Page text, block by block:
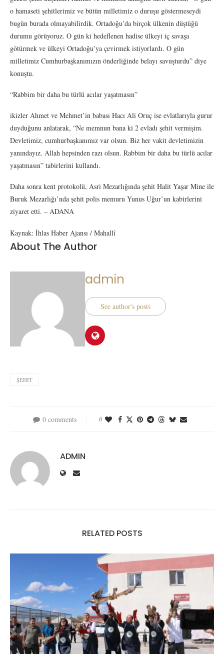
o hamaseti şehitlerimiz ve bütün milletimiz o duruşu göstermeseydi
bugün burada olmayabilirdik. Ortadoğu’da birçok ülkenin düştüğü
durumu görüyoruz. O gün ki hedeflenen hadise ülkeyi iç savaşa
götürmek ve ülkeyi Ortadoğu’ya çevirmek istiyorlardı. O gün
milletimiz Cumhurbaşkanımızın önderliğinde belayı savuşturdu” diye
konuştu.
“Rabbim bir daha bu türlü acılar yaşatmasın”
ikizler Ahmet ve Mehmet’in babası Hacı Ali Oruç ise evlatlarıyla gurur
duyduğunu anlatarak, “Ne memnun bana ki 2 evladı şehit vermişim.
Devletimiz, cumhurbaşkanımız var olsun. Biz her vakit devletimizin
yanındayız. Allah hepsinden razı olsun. Rabbim bir daha bu türlü acılar
yaşatmasın” tabirlerini kullandı.
Daha sonra kent protokolü, Asri Mezarlığında şehit Halit Yaşar Mine ile
Buruk Mezarlığı’nda şehit polis memuru Yunus Uğur’un kabirlerini
ziyaret etti. – ADANA
Kaynak: İhlas Haber Ajansı / Mahallî
About The Author
admin
See author's posts
ŞEHIT
0 comments 0
ADMIN
RELATED POSTS